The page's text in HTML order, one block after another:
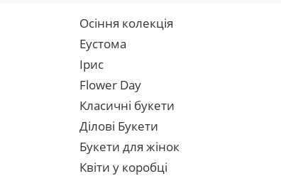
Осіння колекція
Еустома
Ірис
Flower Day
Класичні букети
Ділові Букети
Букети для жінок
Квіти у коробці